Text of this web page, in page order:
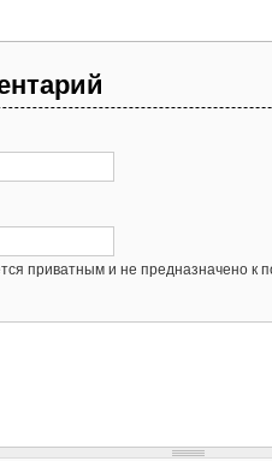
приватным и не предназначено к